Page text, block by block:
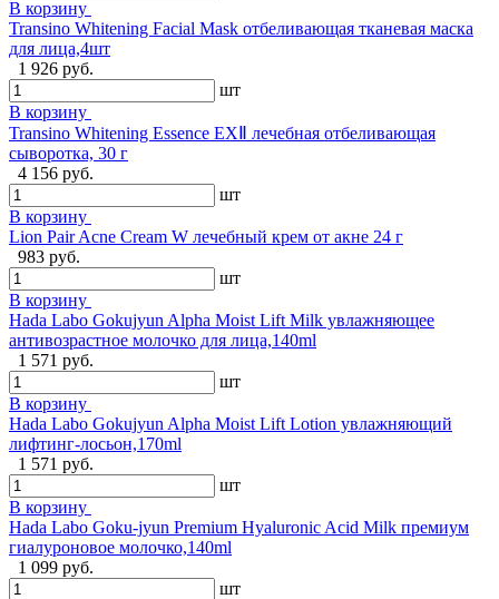
В корзину
Transino Whitening Facial Mask отбеливающая тканевая маска
для лица,4шт
1 926 руб.
шт
В корзину
Transino Whitening Essence EXⅡ лечебная отбеливающая
сыворотка, 30 г
4 156 руб.
шт
В корзину
Lion Pair Acne Cream W лечебный крем от акне 24 г
983 руб.
шт
В корзину
Hada Labo Gokujyun Alpha Moist Lift Milk увлажняющее
антивозрастное молочко для лица,140ml
1 571 руб.
шт
В корзину
Hada Labo Gokujyun Alpha Moist Lift Lotion увлажняющий
лифтинг-лосьон,170ml
1 571 руб.
шт
В корзину
Hada Labo Goku-jyun Premium Hyaluronic Acid Milk премиум
гиалуроновое молочко,140ml
1 099 руб.
шт